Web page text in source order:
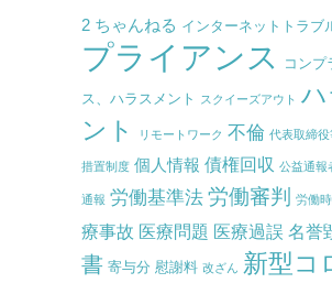
2 ちゃんねる インターネットトラブ
プライアンス
コンプ
ス、ハラスメント スクイーズアウト ハ
ント
リモートワーク 不倫 代表取締
措置制度 個人情報 債権回収 公益通報
通報 労働基準法 労働審判 労働
療事故 医療問題 医療過誤 名誉
書 寄与分 慰謝料 改ざん 新型コ